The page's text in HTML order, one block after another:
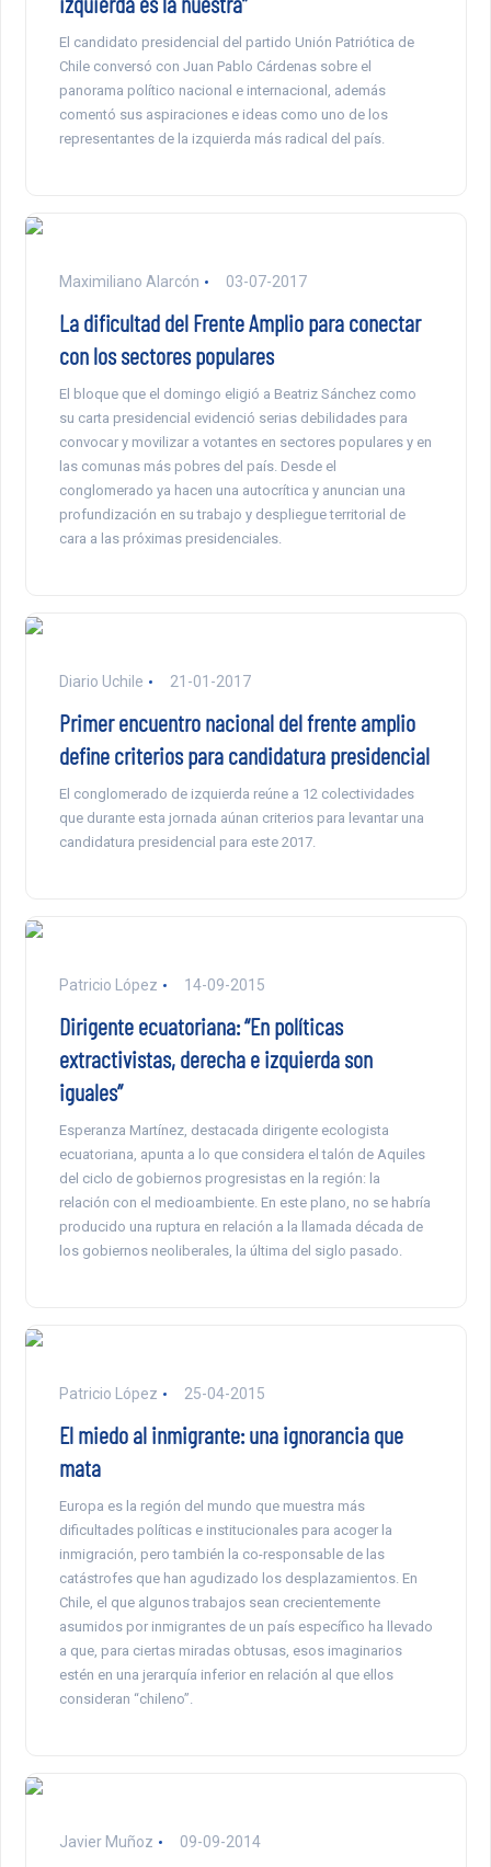
El candidato presidencial del partido Unión Patriótica de
Chile conversó con Juan Pablo Cárdenas sobre el
panorama político nacional e internacional, además
comentó sus aspiraciones e ideas como uno de los
representantes de la izquierda más radical del país.
Maximiliano Alarcón 03-07-2017
La dificultad del Frente Amplio para conectar
con los sectores populares
El bloque que el domingo eligió a Beatriz Sánchez como
su carta presidencial evidenció serias debilidades para
convocar y movilizar a votantes en sectores populares y en
las comunas más pobres del país. Desde el
conglomerado ya hacen una autocrítica y anuncian una
profundización en su trabajo y despliegue territorial de
cara a las próximas presidenciales.
Diario Uchile 21-01-2017
Primer encuentro nacional del frente amplio
define criterios para candidatura presidencial
El conglomerado de izquierda reúne a 12 colectividades
que durante esta jornada aúnan criterios para levantar una
candidatura presidencial para este 2017.
Patricio López 14-09-2015
Dirigente ecuatoriana: “En políticas
extractivistas, derecha e izquierda son
iguales”
Esperanza Martínez, destacada dirigente ecologista
ecuatoriana, apunta a lo que considera el talón de Aquiles
del ciclo de gobiernos progresistas en la región: la
relación con el medioambiente. En este plano, no se habría
producido una ruptura en relación a la llamada década de
los gobiernos neoliberales, la última del siglo pasado.
Patricio López 25-04-2015
El miedo al inmigrante: una ignorancia que
mata
Europa es la región del mundo que muestra más
dificultades políticas e institucionales para acoger la
inmigración, pero también la co-responsable de las
catástrofes que han agudizado los desplazamientos. En
Chile, el que algunos trabajos sean crecientemente
asumidos por inmigrantes de un país específico ha llevado
a que, para ciertas miradas obtusas, esos imaginarios
estén en una jerarquía inferior en relación al que ellos
consideran “chileno”.
Javier Muñoz 09-09-2014